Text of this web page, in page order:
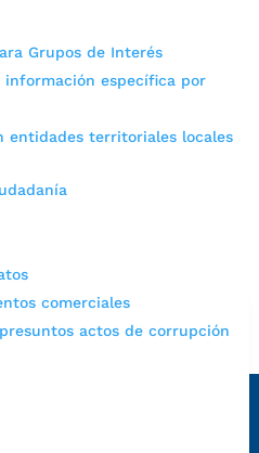
Grupos de Interés
específica por
entidades territoriales locales
comerciales
actos de corrupción
2022
inscribirse y solicitar un
oficiales de